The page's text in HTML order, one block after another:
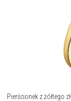
Pierścionek z żółtego